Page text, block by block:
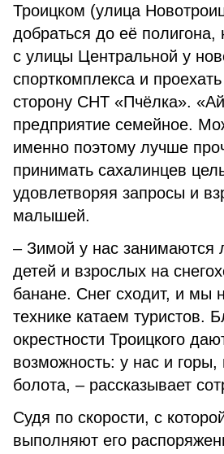
Троицком (улица
добраться до её полигона,
с улицы Центральной у
спорткомплекса и
сторону СНТ «Пчёлка».
предприятие семейное.
именно поэтому лучше
принимать сахалинцев
удовлетворяя запросы и
малышей.
– Зимой у нас занимаются
детей и взрослых на
банане. Снег сходит, и мы
технике катаем туристов.
окрестности Троицкого
возможность: у нас и
болота, – рассказывает
Судя по скорости, с
выполняют его